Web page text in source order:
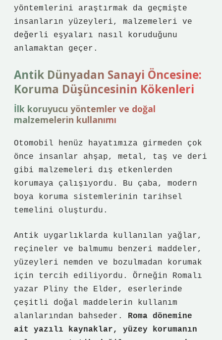
yöntemlerini araştırmak da geçmişte
insanların yüzeyleri, malzemeleri ve
değerli eşyaları nasıl koruduğunu
anlamaktan geçer.
Antik Dünyadan Sanayi Öncesine:
Koruma Düşüncesinin Kökenleri
İlk koruyucu yöntemler ve doğal
malzemelerin kullanımı
Otomobil henüz hayatımıza girmeden çok
önce insanlar ahşap, metal, taş ve deri
gibi malzemeleri dış etkenlerden
korumaya çalışıyordu. Bu çaba, modern
boya koruma sistemlerinin tarihsel
temelini oluşturdu.
Antik uygarlıklarda kullanılan yağlar,
reçineler ve balmumu benzeri maddeler,
yüzeyleri nemden ve bozulmadan korumak
için tercih ediliyordu. Örneğin Romalı
yazar Pliny the Elder, eserlerinde
çeşitli doğal maddelerin kullanım
alanlarından bahseder. Roma dönemine
ait yazılı kaynaklar, yüzey korumanın